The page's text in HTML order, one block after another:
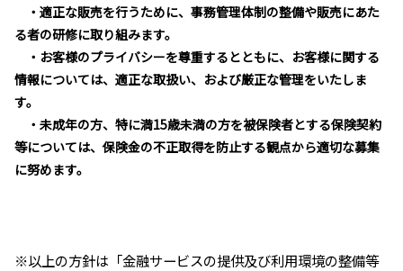
・適正な販売を行うために、事務管理体制の整備や販売にあた
る者の研修に取り組みます。
・お客様のプライバシーを尊重するとともに、お客様に関する
情報については、適正な取扱い、および厳正な管理をいたしま
す。
・未成年の方、特に満15歳未満の方を被保険者とする保険契約
等については、保険金の不正取得を防止する観点から適切な募集
に努めます。
※以上の方針は「金融サービスの提供及び利用環境の整備等